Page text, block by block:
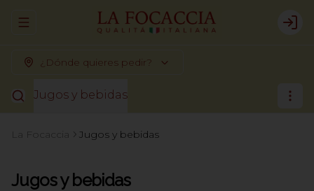
Abrir menu de navegación
¿Dónde quieres pedir?
Jugos y bebidas
La Focaccia Jugos y bebidas
Jugos y bebidas